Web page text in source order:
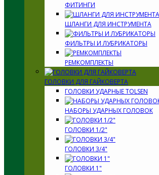
ФИТИНГИ
ШЛАНГИ ДЛЯ ИНСТРУМЕНТА
ФИЛЬТРЫ И ЛУБРИКАТОРЫ
РЕМКОМПЛЕКТЫ
ГОЛОВКИ ДЛЯ ГАЙКОВЕРТА
ГОЛОВКИ УДАРНЫЕ TOLSEN
НАБОРЫ УДАРНЫХ ГОЛОВОК
ГОЛОВКИ 1/2"
ГОЛОВКИ 3/4"
ГОЛОВКИ 1"